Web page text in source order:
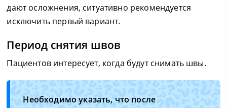
дают осложнения, ситуативно рекомендуется
исключить первый вариант.
Период снятия швов
Пациентов интересует, когда будут снимать швы.
Необходимо указать, что после